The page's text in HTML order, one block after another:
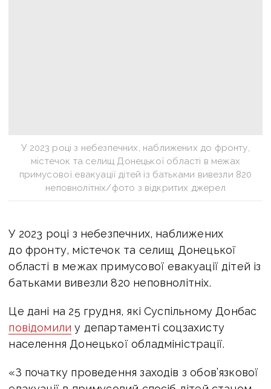
У 2023 році з небезпечних, наближених до фронту,
містечок та селищ Донецької області в межах
примусової евакуації дітей із батьками вивезли 820
неповнолітніх/фото з відкритих джерел
У 2023 році з небезпечних, наближених
до фронту, містечок та селищ Донецької
області в межах примусової евакуації дітей із
батьками вивезли 820 неповнолітніх.
Це дані на 25 грудня, які Суспільному Донбас
повідомили у департаменті соцзахисту
населення Донецької обладміністрації.
«З початку проведення заходів з обов’язкової